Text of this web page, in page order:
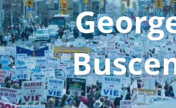
Boutique